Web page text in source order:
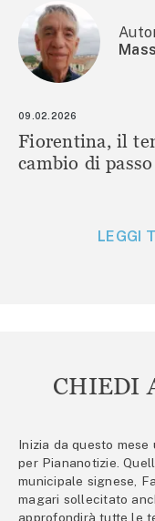
09.02.2026
Fiorentina, il
cambio di passo
LEGGI
CHIEDI
Inizia da questo
per Piananotizie.
municipale signese,
magari sollecitato
approfondirà tutte le